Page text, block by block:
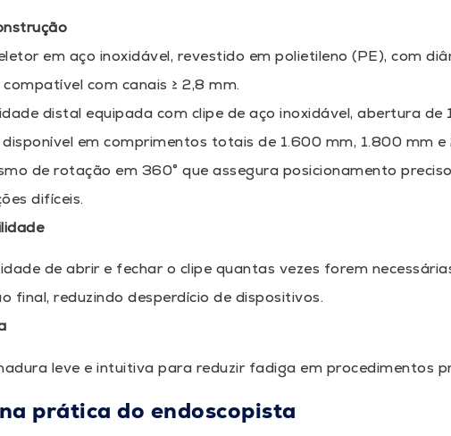
em aço inoxidável, revestido em polietileno (PE), com
com canais ≥ 2,8 mm.
distal equipada com clipe de aço inoxidável, abertura de
disponível em comprimentos totais de 1.600 mm, 1.800 mm
de rotação em 360° que assegura posicionamento
difíceis.
de abrir e fechar o clipe quantas vezes forem
final, reduzindo desperdício de dispositivos.
leve e intuitiva para reduzir fadiga em procedimentos
prática do endoscopista